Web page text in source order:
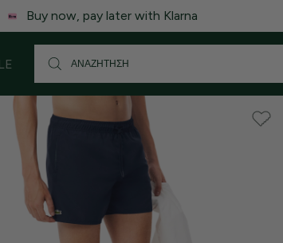
μικρή καθυστέρηση στις αποστολές.